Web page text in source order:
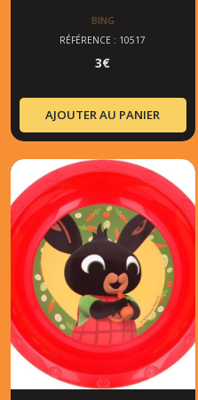
BING
RÉFÉRENCE : 10517
3€
AJOUTER AU PANIER